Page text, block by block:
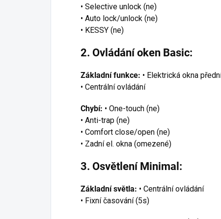
• Selective unlock (ne)
• Auto lock/unlock (ne)
• KESSY (ne)
2. Ovládání oken Basic:
Základní funkce: • Elektrická okna
• Centrální ovládání
Chybí: • One-touch (ne)
• Anti-trap (ne)
• Comfort close/open (ne)
• Zadní el. okna (omezené)
3. Osvětlení Minimal:
Základní světla: • Centrální ovládání
• Fixní časování (5s)